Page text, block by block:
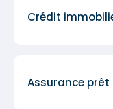
Crédit
Assurance